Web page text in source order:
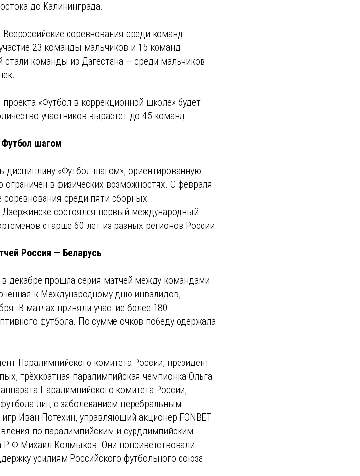
до Калининграда.
соревнования среди команд
23 команды мальчиков и 15 команд
команды из Дагестана — среди мальчиков
«Футбол в коррекционной школе» будет
участников вырастет до 45 команд.
Футбол шагом
дисциплину «Футбол шагом», ориентированную
ограничен в физических возможностях. С февраля
среди пяти сборных
состоялся первый международный
старше 60 лет из разных регионов России.
Россия — Беларусь
декабре прошла серия матчей между командами
к Международному дню инвалидов,
В матчах приняли участие более 180
футбола. По сумме очков победу одержала
Паралимпийского комитета России, президент
трёхкратная паралимпийская чемпионка Ольга
Паралимпийского комитета России,
лиц с заболеванием церебральным
Иван Потехин, управляющий акционер FONBET
по паралимпийским и сурдлимпийским
Ф Михаил Колмыков. Они поприветствовали
усилиям Российского футбольного союза